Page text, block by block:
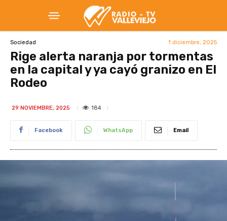
Sociedad 1 diciembre, 2025
Rige alerta naranja por tormentas
en la capital y ya cayó granizo en El
Rodeo
29 NOVIEMBRE, 2025 184
Facebook WhatsApp Email